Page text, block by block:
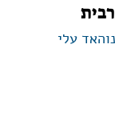
נוהאד עלי